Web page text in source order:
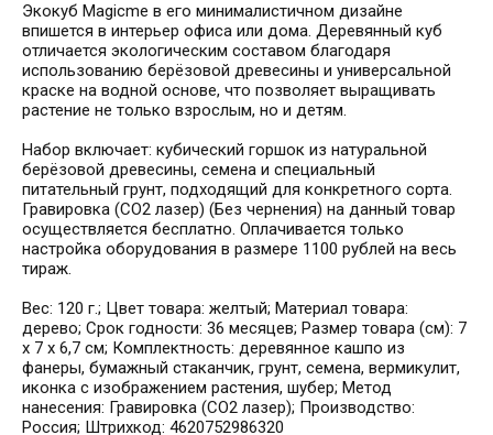
Экокуб Magicme в его минималистичном дизайне
впишется в интерьер офиса или дома. Деревянный куб
отличается экологическим составом благодаря
использованию берёзовой древесины и универсальной
краске на водной основе, что позволяет выращивать
растение не только взрослым, но и детям.
Набор включает: кубический горшок из натуральной
берёзовой древесины, семена и специальный
питательный грунт, подходящий для конкретного сорта.
Гравировка (CO2 лазер) (Без чернения) на данный товар
осуществляется бесплатно. Оплачивается только
настройка оборудования в размере 1100 рублей на весь
тираж.
Вес: 120 г.; Цвет товара: желтый; Материал товара:
дерево; Срок годности: 36 месяцев; Размер товара (см): 7
х 7 х 6,7 см; Комплектность: деревянное кашпо из
фанеры, бумажный стаканчик, грунт, семена, вермикулит,
иконка с изображением растения, шубер; Метод
нанесения: Гравировка (CO2 лазер); Производство:
Россия; Штрихкод: 4620752986320